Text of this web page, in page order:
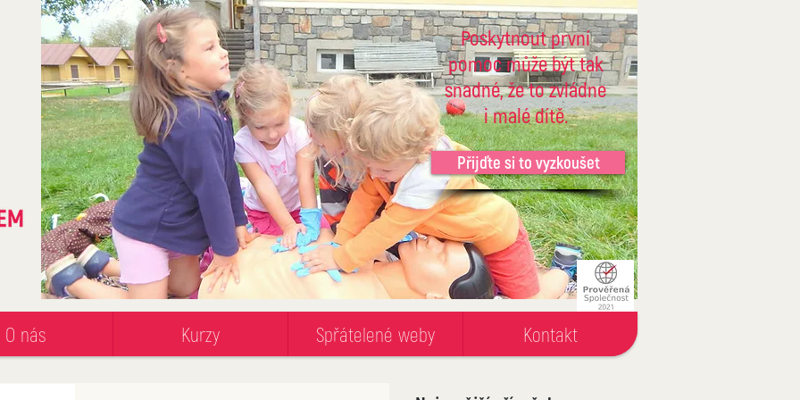
Poskytnout první
pomoc může být tak
snadné, že to zvládne
i malé dítě.
Přijďte si to vyzkoušet
O nás Kurzy Spřátelené weby Kontakt